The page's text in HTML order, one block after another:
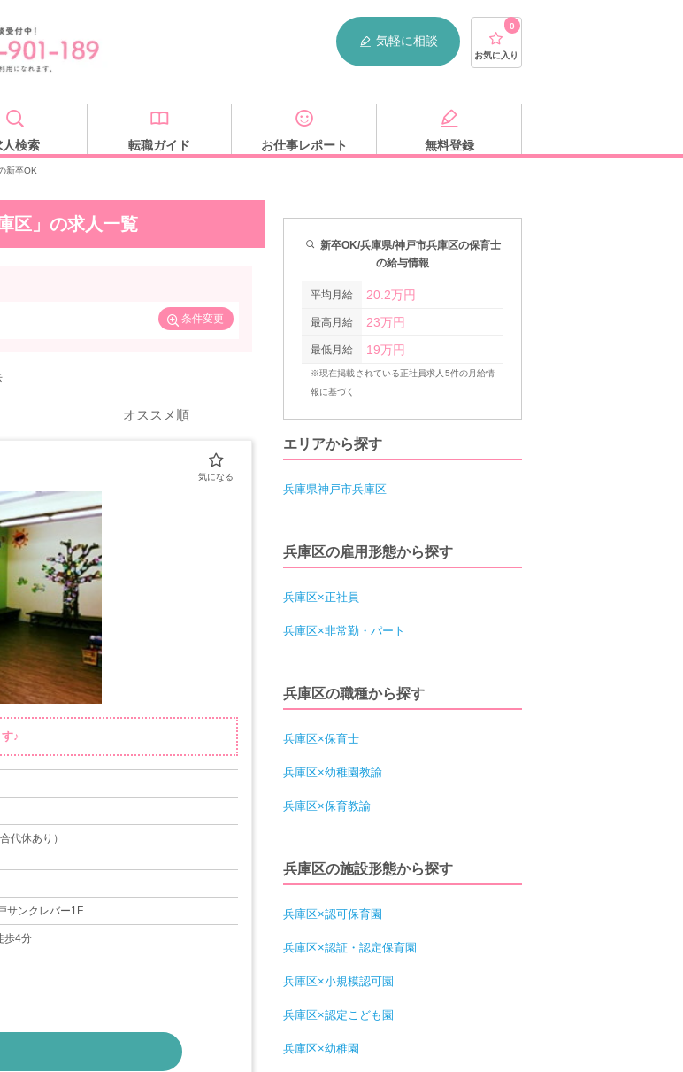
気軽に相談
0
お気に入り
人検索 転職ガイド お仕事レポート 無料登録
新卒OK
区」の求人一覧
条件変更
オススメ順
♪
代休あり）
による）、12/29～1/3
サンクレバー1F
歩4分
新卒OK/兵庫県/神戸市兵庫区の保育士
の給与情報
平均月給 20.2万円
最高月給 23万円
最低月給 19万円
※現在掲載されている正社員求人5件の月給情
報に基づく
エリアから探す
兵庫県神戸市兵庫区
兵庫区の雇用形態から探す
兵庫区×正社員
兵庫区×非常勤・パート
兵庫区の職種から探す
兵庫区×保育士
兵庫区×幼稚園教諭
兵庫区×保育教諭
兵庫区の施設形態から探す
兵庫区×認可保育園
兵庫区×認証・認定保育園
兵庫区×小規模認可園
兵庫区×認定こども園
兵庫区×幼稚園